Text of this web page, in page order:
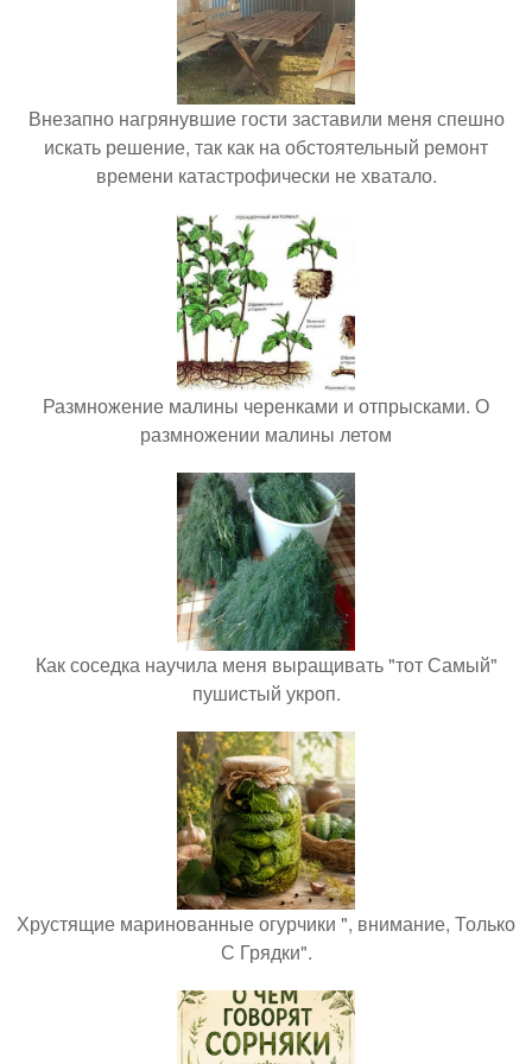
Внезапно нагрянувшие гости заставили меня спешно
искать решение, так как на обстоятельный ремонт
времени катастрофически не хватало.
Размножение малины черенками и отпрысками. О
размножении малины летом
Как соседка научила меня выращивать "тот Самый"
пушистый укроп.
Хрустящие маринованные огурчики ", внимание, Только
С Грядки".